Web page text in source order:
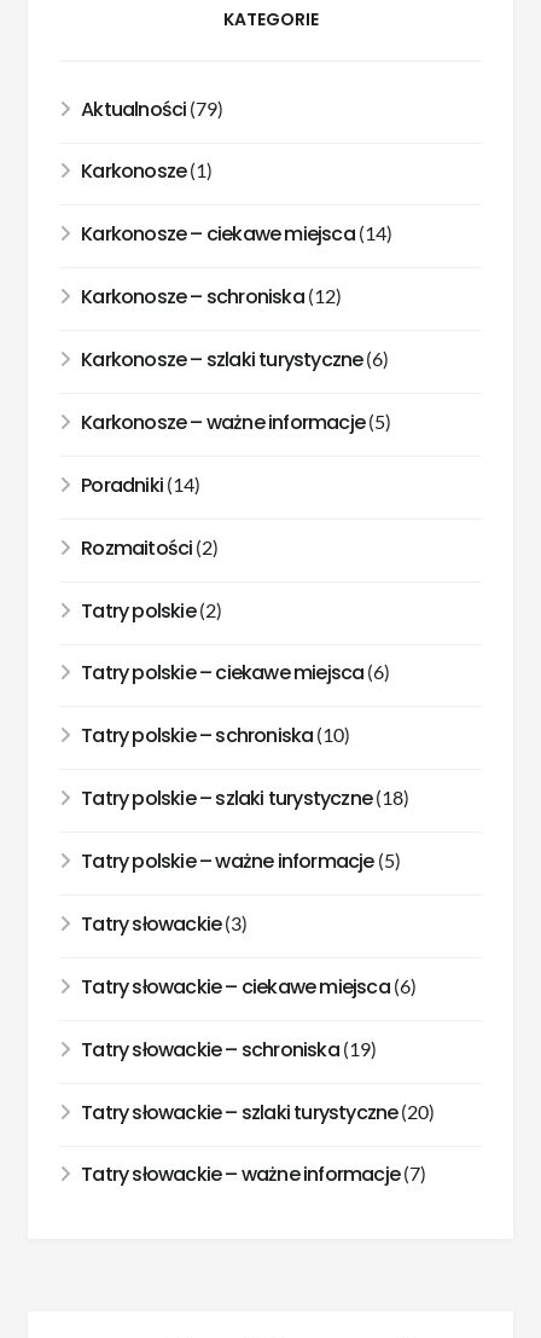
KATEGORIE
Aktualności (79)
Karkonosze(1)
Karkonosze – ciekawe miejsca(14)
Karkonosze – schroniska(12)
Karkonosze – szlaki turystyczne(6)
Karkonosze – ważne informacje(5)
Poradniki(14)
Rozmaitości (2)
Tatry polskie(2)
Tatry polskie – ciekawe miejsca (6)
Tatry polskie – schroniska (10)
Tatry polskie – szlaki turystyczne(18)
Tatry polskie – ważne informacje(5)
Tatry słowackie(3)
Tatry słowackie – ciekawe miejsca(6)
Tatry słowackie – schroniska(19)
Tatry słowackie – szlaki turystyczne(20)
Tatry słowackie – ważne informacje(7)